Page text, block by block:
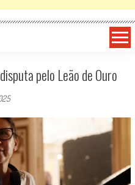
pelo Leão de Ouro